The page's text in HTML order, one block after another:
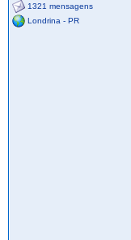
1321 mensagens
Londrina - PR